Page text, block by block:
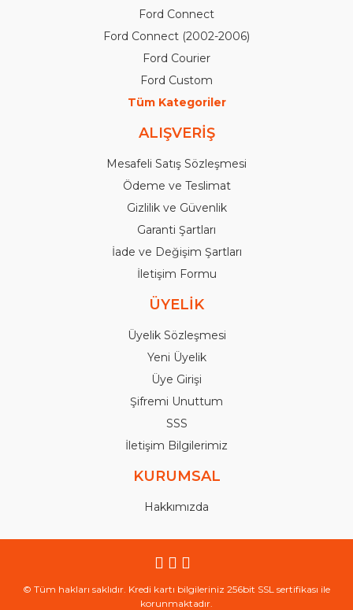
Ford Connect
Ford Connect (2002-2006)
Ford Courier
Ford Custom
Tüm Kategoriler
ALIŞVERİŞ
Mesafeli Satış Sözleşmesi
Ödeme ve Teslimat
Gizlilik ve Güvenlik
Garanti Şartları
İade ve Değişim Şartları
İletişim Formu
ÜYELİK
Üyelik Sözleşmesi
Yeni Üyelik
Üye Girişi
Şifremi Unuttum
SSS
İletişim Bilgilerimiz
KURUMSAL
Hakkımızda
© Tüm hakları saklıdır. Kredi kartı bilgileriniz 256bit SSL sertifikası ile
korunmaktadır.